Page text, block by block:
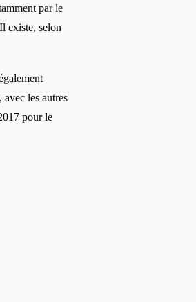
par le
existe, selon
avec les autres
pour le